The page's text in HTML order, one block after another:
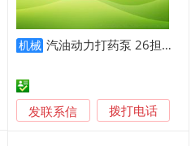
机械 汽油动力打药泵 26担架式喷雾器成套高压打药
发联系信 拨打电话